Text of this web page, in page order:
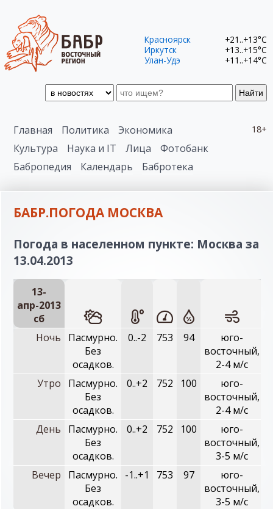
Найти
Красноярск
+21..+13°C
Иркутск
+13..+15°C
Улан-Удэ
+11..+14°C
18+
Главная Политика
Экономика
Культура
Наука и IT Лица
Фотобанк
Бабропедия
Календарь Бабротека
БАБР.ПОГОДА МОСКВА
Погода в населенном пункте: Москва за
13.04.2013
13-
апр-2013
сб
Ночь
Пасмурно.
Без
осадков.
0..-2 753 94
юго-
восточный,
2-4 м/с
Утро
Пасмурно.
Без
осадков.
0..+2 752 100
юго-
восточный,
2-4 м/с
День
Пасмурно.
Без
осадков.
0..+2 752 100
юго-
восточный,
3-5 м/с
Вечер
Пасмурно.
Без
осадков.
-1..+1 753 97
юго-
восточный,
3-5 м/с